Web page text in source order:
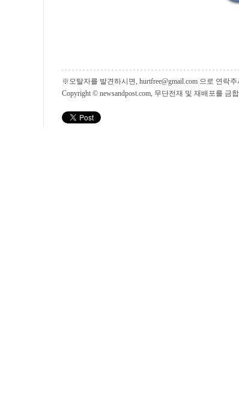
※오탈자를 발견하시면, hurtfree@gmail.com 으로 연락
Copyright © newsandpost.com, 무단전재 및 재배포를 금